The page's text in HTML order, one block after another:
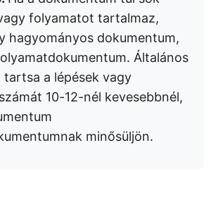
folyamatot tartalmaz,
hagyományos dokumentum,
Általános
tartsa a lépések vagy
10-12-nél kevesebbnél,
minősüljön.